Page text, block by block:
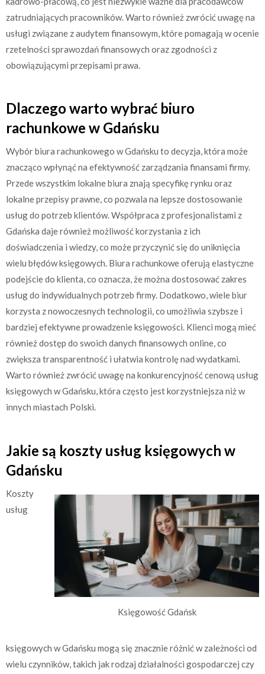
zatrudniających pracowników. Warto również zwrócić uwagę na
usługi związane z audytem finansowym, które pomagają w ocenie
rzetelności sprawozdań finansowych oraz zgodności z
obowiązującymi przepisami prawa.
Dlaczego warto wybrać biuro
rachunkowe w Gdańsku
Wybór biura rachunkowego w Gdańsku to decyzja, która może
znacząco wpłynąć na efektywność zarządzania finansami firmy.
Przede wszystkim lokalne biura znają specyfikę rynku oraz
lokalne przepisy prawne, co pozwala na lepsze dostosowanie
usług do potrzeb klientów. Współpraca z profesjonalistami z
Gdańska daje również możliwość korzystania z ich
doświadczenia i wiedzy, co może przyczynić się do uniknięcia
wielu błędów księgowych. Biura rachunkowe oferują elastyczne
podejście do klienta, co oznacza, że można dostosować zakres
usług do indywidualnych potrzeb firmy. Dodatkowo, wiele biur
korzysta z nowoczesnych technologii, co umożliwia szybsze i
bardziej efektywne prowadzenie księgowości. Klienci mogą mieć
również dostęp do swoich danych finansowych online, co
zwiększa transparentność i ułatwia kontrolę nad wydatkami.
Warto również zwrócić uwagę na konkurencyjność cenową usług
księgowych w Gdańsku, która często jest korzystniejsza niż w
innych miastach Polski.
Jakie są koszty usług księgowych w
Gdańsku
Księgowość Gdańsk
Koszty
usług
księgowych w Gdańsku mogą się znacznie różnić w zależności od
wielu czynników, takich jak rodzaj działalności gospodarczej czy